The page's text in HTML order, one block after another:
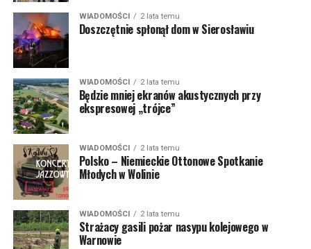
WIADOMOŚCI 2 lata temu
Doszczętnie spłonął dom w Sierosławiu
WIADOMOŚCI 2 lata temu
Będzie mniej ekranów akustycznych przy
ekspresowej „trójce”
WIADOMOŚCI 2 lata temu
Polsko – Niemieckie Ottonowe Spotkanie
Młodych w Wolinie
WIADOMOŚCI 2 lata temu
Strażacy gasili pożar nasypu kolejowego w
Warnowie